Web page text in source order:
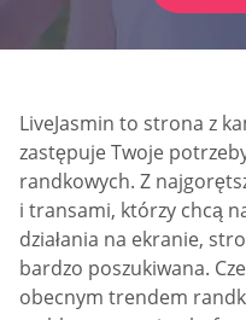
LiveJasmin to strona z
zastępuje Twoje
randkowych. Z
i transami, którzy chcą
działania na ekranie,
bardzo poszukiwana.
obecnym trendem